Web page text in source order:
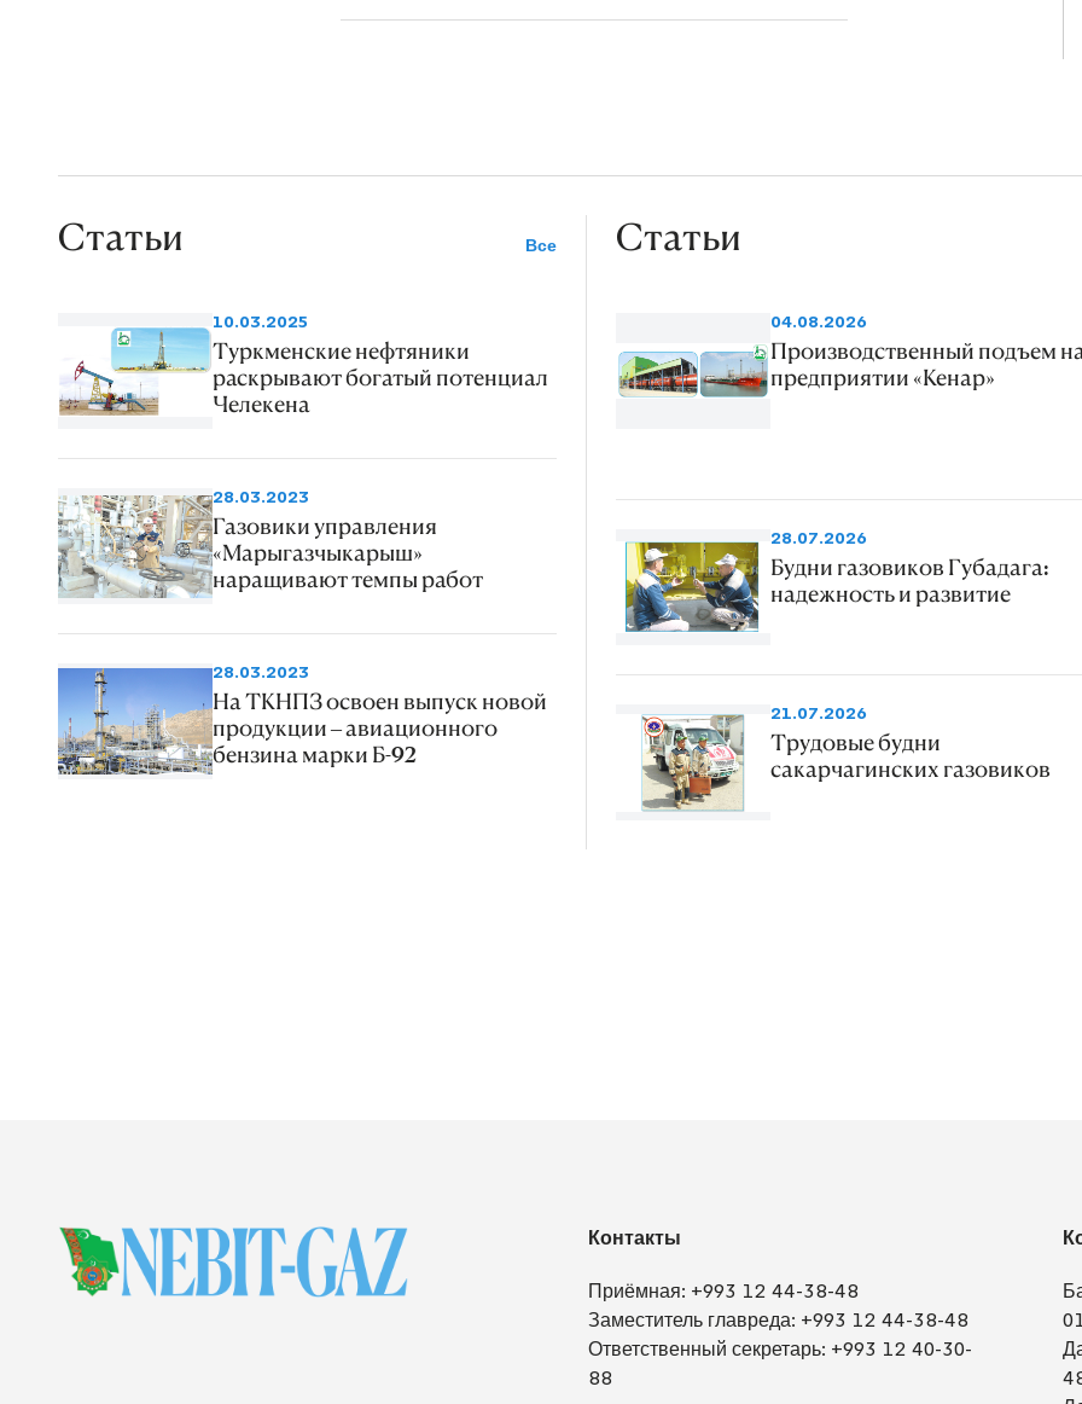
Статьи Все
10.03.2025
Туркменские нефтяники
раскрывают богатый потенциал
Челекена
28.03.2023
Газовики управления
«Марыгазчыкарыш»
наращивают темпы работ
28.03.2023
На ТКНПЗ освоен выпуск новой
продукции – авиационного
бензина марки Б-92
Статьи
04.08.2026
Производственный подъем
предприятии «Кенар»
28.07.2026
Будни газовиков Губадага:
надежность и развитие
21.07.2026
Трудовые будни
сакарчагинских газовиков
Контакты
Приёмная: +993 12 44-38-48
Заместитель главреда: +993 12 44-38-48
Ответственный секретарь: +993 12 40-30-
88